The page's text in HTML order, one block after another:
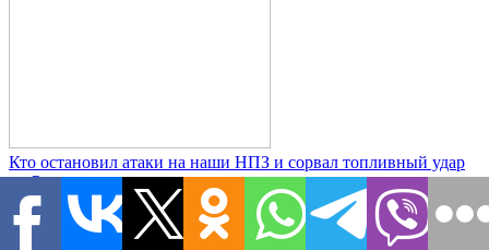
Кто остановил атаки на наши НПЗ и сорвал топливный удар
по России
Новости дня | Самое актуальное
Статьи